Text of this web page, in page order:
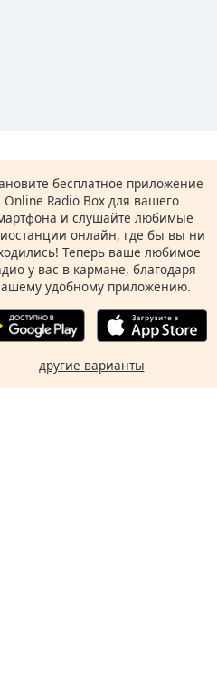
бесплатное приложение
Online Radio Box для вашего
и слушайте любимые
онлайн, где бы вы ни
Теперь ваше любимое
у вас в кармане, благодаря
удобному приложению.
другие варианты